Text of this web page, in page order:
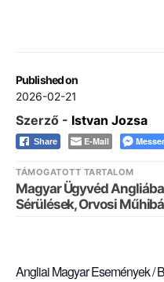
Published on
2026-02-21
Szerző - Istvan Jozsa
Share E-Mail
TÁMOGATOTT TARTALOM
Magyar Ügyvéd
Sérülések, Orvosi
Angliai Magyar Események /